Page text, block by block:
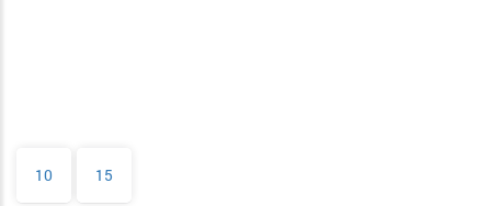
10 15